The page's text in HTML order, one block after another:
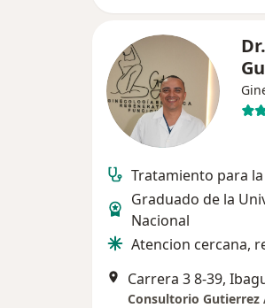
Tratamiento para
Graduado de la
Nacional
Atencion cercana,
Carrera 3 8-39,